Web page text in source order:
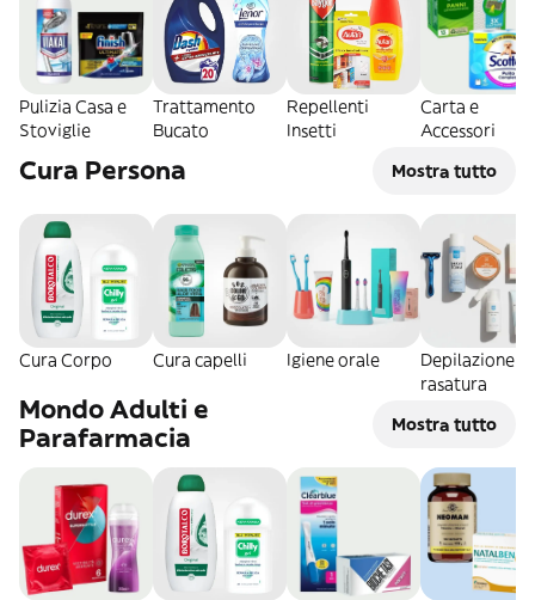
Pulizia Casa e
Stoviglie
Trattamento
Bucato
Repellenti
Insetti
Carta e
Accessori
Cura Persona Mostra tutto
Cura Corpo Cura capelli Igiene orale
Depilazione e
rasatura
Mondo Adulti e
Parafarmacia
Mostra tutto